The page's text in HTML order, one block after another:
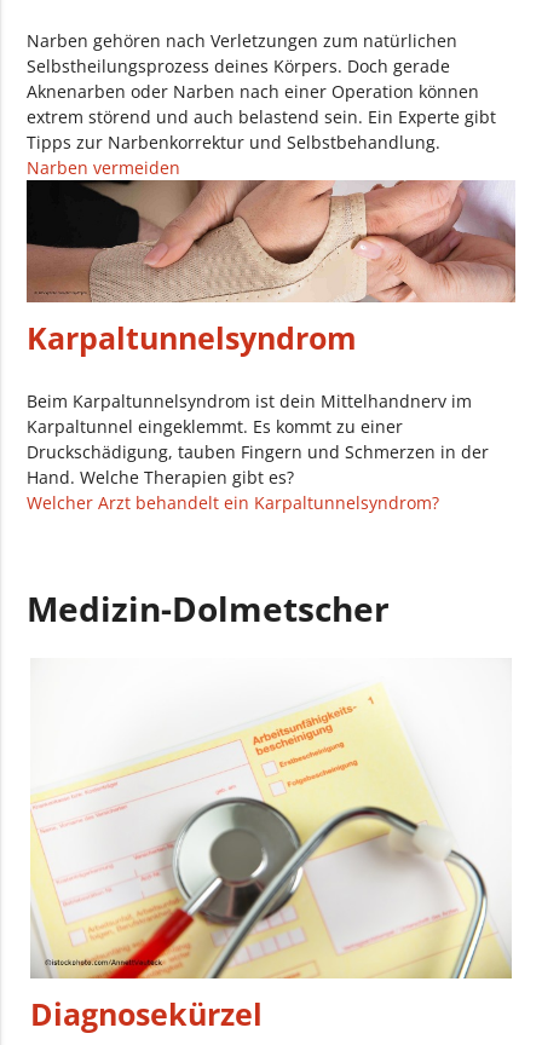
Narben gehören nach Verletzungen zum natürlichen
Selbstheilungsprozess deines Körpers. Doch gerade
Aknenarben oder Narben nach einer Operation können
extrem störend und auch belastend sein. Ein Experte gibt
Tipps zur Narbenkorrektur und Selbstbehandlung.
Narben vermeiden
Karpaltunnelsyndrom
Beim Karpaltunnelsyndrom ist dein Mittelhandnerv im
Karpaltunnel eingeklemmt. Es kommt zu einer
Druckschädigung, tauben Fingern und Schmerzen in der
Hand. Welche Therapien gibt es?
Welcher Arzt behandelt ein Karpaltunnelsyndrom?
Medizin-Dolmetscher
Diagnosekürzel